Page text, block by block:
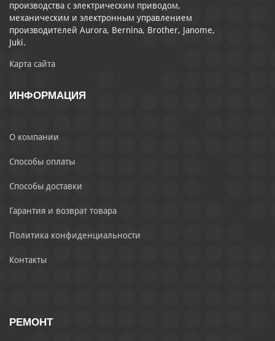
производства с электрическим приводом,
механическим и электронным управлением
производителей Aurora, Bernina, Brother, Janome,
Juki.
Карта сайта
ИНФОРМАЦИЯ
О компании
Способы оплаты
Способы доставки
Гарантия и возврат товара
Политика конфиденциальности
Контакты
РЕМОНТ